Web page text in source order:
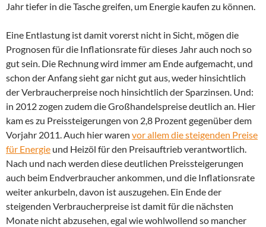
Jahr tiefer in die Tasche greifen, um Energie kaufen zu können.
Eine Entlastung ist damit vorerst nicht in Sicht, mögen die
Prognosen für die Inflationsrate für dieses Jahr auch noch so
gut sein. Die Rechnung wird immer am Ende aufgemacht, und
schon der Anfang sieht gar nicht gut aus, weder hinsichtlich
der Verbraucherpreise noch hinsichtlich der Sparzinsen. Und:
in 2012 zogen zudem die Großhandelspreise deutlich an. Hier
kam es zu Preissteigerungen von 2,8 Prozent gegenüber dem
Vorjahr 2011. Auch hier waren vor allem die steigenden Preise
für Energie und Heizöl für den Preisauftrieb verantwortlich.
Nach und nach werden diese deutlichen Preissteigerungen
auch beim Endverbraucher ankommen, und die Inflationsrate
weiter ankurbeln, davon ist auszugehen. Ein Ende der
steigenden Verbraucherpreise ist damit für die nächsten
Monate nicht abzusehen, egal wie wohlwollend so mancher